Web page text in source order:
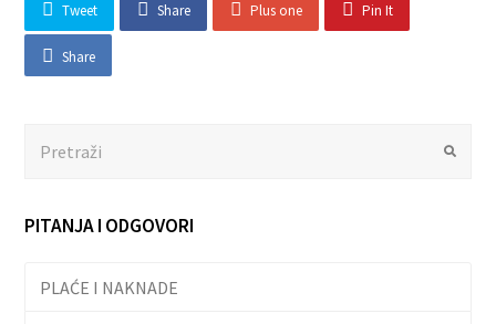
Tweet Share Plus one Pin It
Share
Submit
PITANJA I ODGOVORI
PLAĆE I NAKNADE